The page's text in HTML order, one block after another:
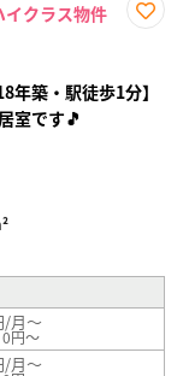
イクラス物件
録
年築・駅徒歩1分】
室です🎵
/月～
円～
/月～